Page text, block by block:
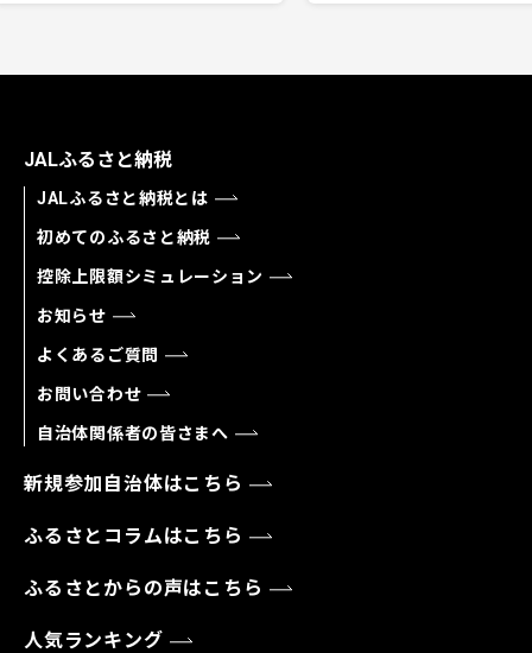
JALふるさと納税
JALふるさと納税とは
初めてのふるさと納税
控除上限額シミュレーション
お知らせ
よくあるご質問
お問い合わせ
自治体関係者の皆さまへ
新規参加自治体はこちら
ふるさとコラムはこちら
ふるさとからの声はこちら
人気ランキング